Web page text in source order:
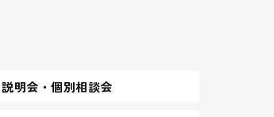
説明会・個別相談会